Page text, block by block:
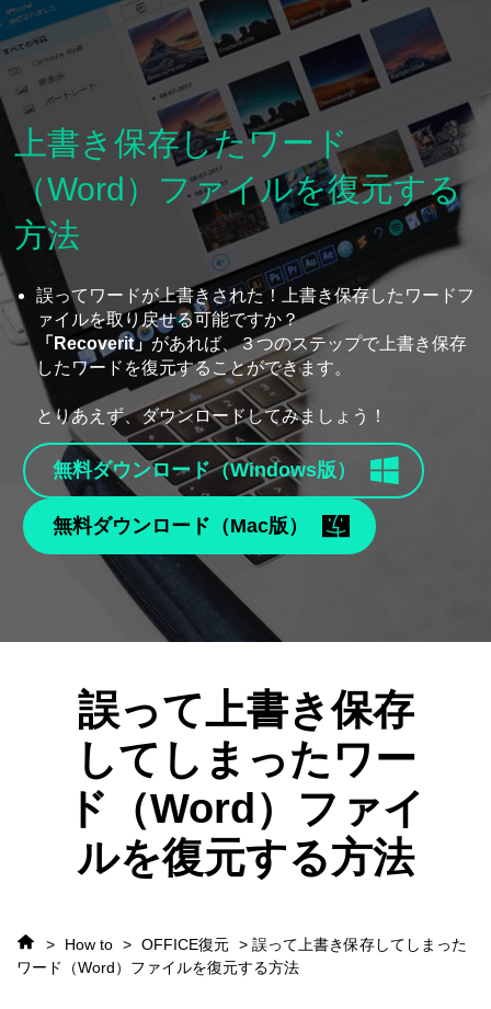
上書き保存したワード
（Word）ファイルを復元する
方法
誤ってワードが上書きされた！上書き保存したワードフ
ァイルを取り戻せる可能ですか？
「Recoverit」があれば、３つのステップで上書き保存
したワードを復元することができます。
とりあえず、ダウンロードしてみましょう！
無料ダウンロード（Windows版）
無料ダウンロード（Mac版）
誤って上書き保存
してしまったワー
ド（Word）ファイ
ルを復元する方法
> How to > OFFICE復元 > 誤って上書き保存してしまった
ワード（Word）ファイルを復元する方法